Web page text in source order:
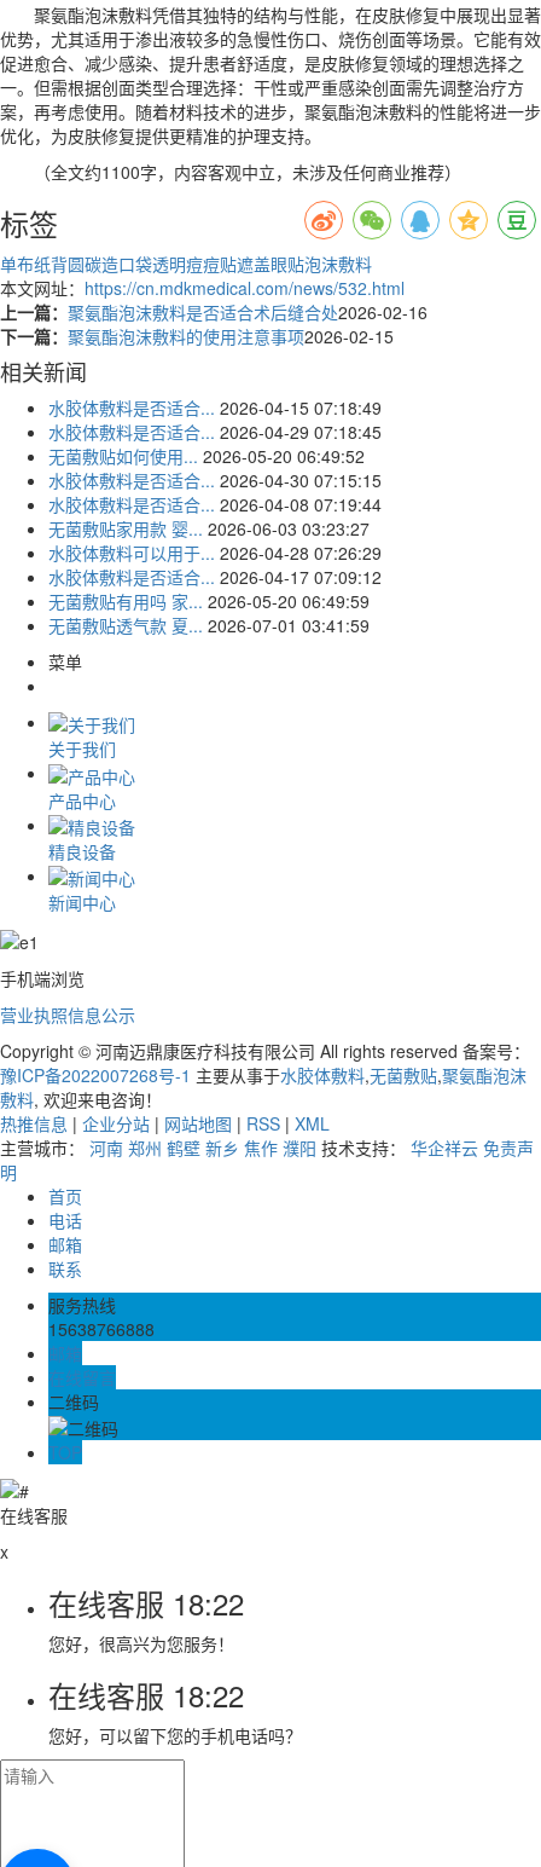
聚氨酯泡沫敷料凭借其独特的结构与性能，在皮肤修复中展现出显著
优势，尤其适用于渗出液较多的急慢性伤口、烧伤创面等场景。它能有效
促进愈合、减少感染、提升患者舒适度，是皮肤修复领域的理想选择之
一。但需根据创面类型合理选择：干性或严重感染创面需先调整治疗方
案，再考虑使用。随着材料技术的进步，聚氨酯泡沫敷料的性能将进一步
优化，为皮肤修复提供更精准的护理支持。
（全文约1100字，内容客观中立，未涉及任何商业推荐）
标签
单布纸背圆碳造口袋透明痘痘贴遮盖眼贴泡沫敷料
本文网址： https://cn.mdkmedical.com/news/532.html
上一篇： 聚氨酯泡沫敷料是否适合术后缝合处2026-02-16
下一篇： 聚氨酯泡沫敷料的使用注意事项2026-02-15
相关新闻
水胶体敷料是否适合... 2026-04-15 07:18:49
水胶体敷料是否适合... 2026-04-29 07:18:45
无菌敷贴如何使用... 2026-05-20 06:49:52
水胶体敷料是否适合... 2026-04-30 07:15:15
水胶体敷料是否适合... 2026-04-08 07:19:44
无菌敷贴家用款 婴... 2026-06-03 03:23:27
水胶体敷料可以用于... 2026-04-28 07:26:29
水胶体敷料是否适合... 2026-04-17 07:09:12
无菌敷贴有用吗 家... 2026-05-20 06:49:59
无菌敷贴透气款 夏... 2026-07-01 03:41:59
菜单
关于我们
产品中心
精良设备
新闻中心
手机端浏览
营业执照信息公示
Copyright © 河南迈鼎康医疗科技有限公司 All rights reserved 备案号：
豫ICP备2022007268号-1 主要从事于水胶体敷料,无菌敷贴,聚氨酯泡沫
敷料, 欢迎来电咨询！
热推信息 | 企业分站 | 网站地图 | RSS | XML
主营城市： 河南 郑州 鹤壁 新乡 焦作 濮阳 技术支持： 华企祥云 免责声
明
首页
电话
邮箱
联系
服务热线
15638766888
邮箱
在线留言
二维码
TOP
在线客服
x
在线客服 18:22
您好，很高兴为您服务！
在线客服 18:22
您好，可以留下您的手机电话吗？